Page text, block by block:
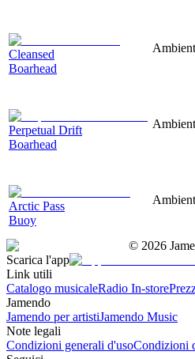
Cleansed
Boarhead
Perpetual Drift
Boarhead
Arctic Pass
Buoy
© 2026
Scarica l'app
Link utili
Catalogo musicaleRadio In-store
Jamendo
Jamendo per artistiJamendo Music
Note legali
Condizioni generali d'usoCondizioni